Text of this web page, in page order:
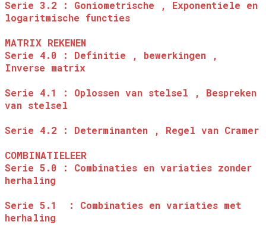
Serie 3.2 : Goniometrische , Exponentiele en
logaritmische functies
MATRIX REKENEN
Serie 4.0 : Definitie , bewerkingen ,
Inverse matrix
Serie 4.1 : Oplossen van stelsel , Bespreken
van stelsel
Serie 4.2 : Determinanten , Regel van Cramer
COMBINATIELEER
Serie 5.0 : Combinaties en variaties zonder
herhaling
Serie 5.1 : Combinaties en variaties met
herhaling